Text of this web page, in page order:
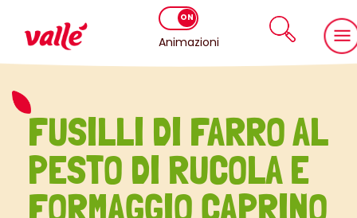
Animazioni
FUSILLI DI FARRO AL
PESTO DI RUCOLA E
FORMAGGIO CAPRINO